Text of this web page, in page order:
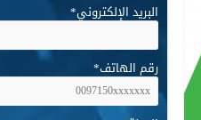
البريد الإلكتروني*
رقم الهاتف*